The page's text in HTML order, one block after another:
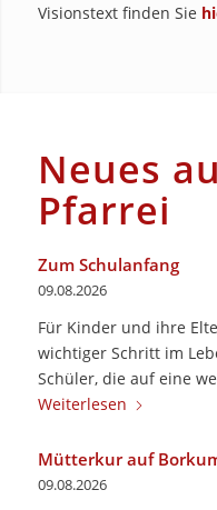
Visionstext finden Sie
Neues
Pfarrei
Zum Schulanfang
09.08.2026
Für Kinder und ihre
wichtiger Schritt im
Schüler, die auf eine
Weiterlesen
Mütterkur auf
09.08.2026